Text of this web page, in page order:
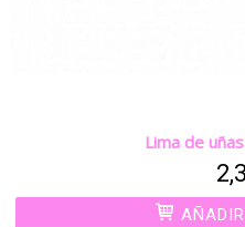
Lima de